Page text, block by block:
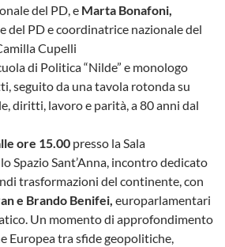
del PD, e Marta Bonafoni,
del PD e coordinatrice nazionale del
Cupelli
di Politica “Nilde” e monologo
seguito da una tavola rotonda su
diritti, lavoro e parità, a 80 anni dal
ore 15.00 presso la Sala
Spazio Sant’Anna, incontro dedicato
trasformazioni del continente, con
e Brando Benifei, europarlamentari
Un momento di approfondimento
Europea tra sfide geopolitiche,